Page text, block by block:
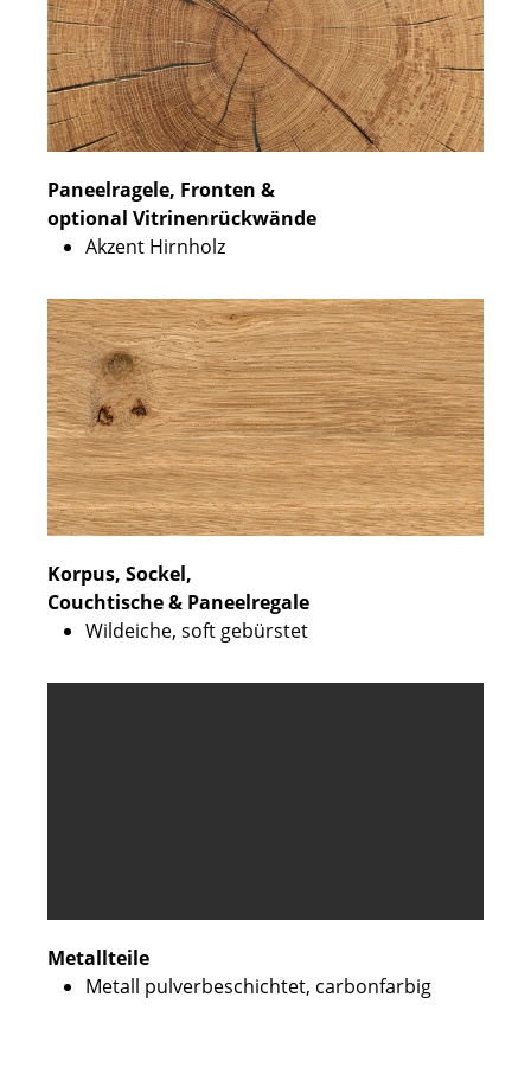
Paneelragele, Fronten &
optional Vitrinenrückwände
Akzent Hirnholz
Korpus, Sockel,
Couchtische & Paneelregale
Wildeiche, soft gebürstet
Metallteile
Metall pulverbeschichtet, carbonfarbig